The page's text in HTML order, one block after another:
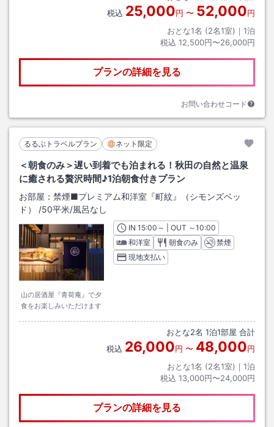
税込 25,000円 〜 52,000円
おとな1名 (2名1室)｜ 1泊
税込 12,500円〜26,000円
プランの詳細を見る
お問い合わせコード
るるぶトラベルプラン ネット限定
＜朝食のみ＞遅い到着でも泊まれる！秋田の自然と温泉
に癒される贅沢時間♪1泊朝食付きプラン
お部屋： 禁煙■プレミアム和洋室『町紋』（シモンズベッ
ド）
/50平米/風呂なし
山の居酒屋『青荷庵』で夕
食をお楽しみいただけます
INチェックイン
15:00 ～ | OUT チェックアウト
～10:00
和洋室
朝食のみ
禁煙
現地支払い
おとな2名 1泊1部屋 合計
税込 26,000円 〜 48,000円
おとな1名 (2名1室)｜ 1泊
税込 13,000円〜24,000円
プランの詳細を見る